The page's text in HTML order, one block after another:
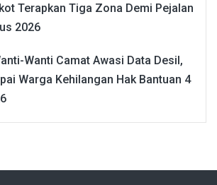
Terapkan Tiga Zona Demi Pejalan
2026
Wanti Camat Awasi Data Desil,
Warga Kehilangan Hak Bantuan 4